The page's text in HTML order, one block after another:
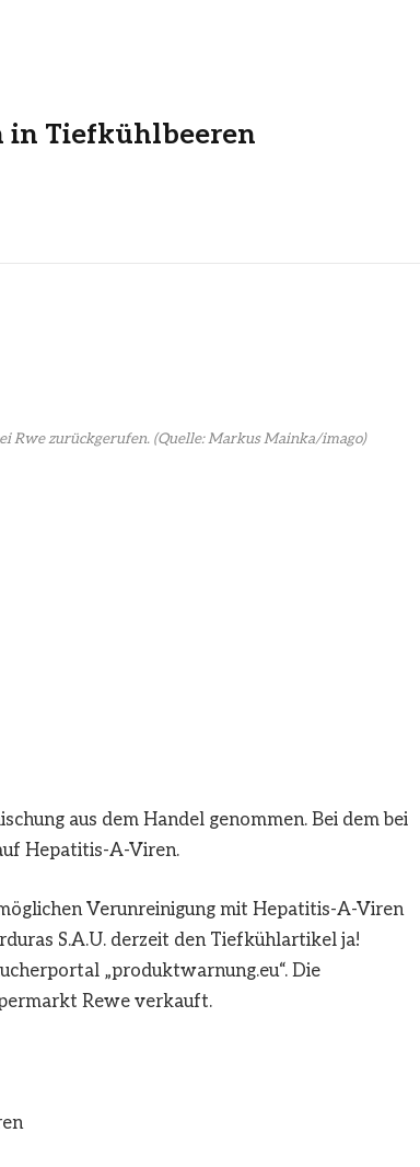
in Tiefkühlbeeren
Rwe zurückgerufen.(Quelle: Markus Mainka/imago)
aus dem Handel genommen. Bei dem bei
Hepatitis-A-Viren.
Verunreinigung mit Hepatitis-A-Viren
S.A.U. derzeit den Tiefkühlartikel ja!
„produktwarnung.eu“. Die
Rewe verkauft.